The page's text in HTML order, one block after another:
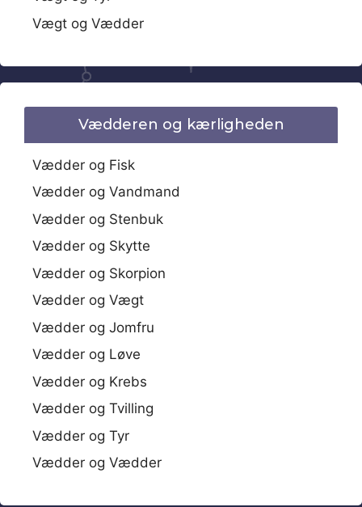
Vægt og Vædder
Vædderen og kærligheden
Vædder og Fisk
Vædder og Vandmand
Vædder og Stenbuk
Vædder og Skytte
Vædder og Skorpion
Vædder og Vægt
Vædder og Jomfru
Vædder og Løve
Vædder og Krebs
Vædder og Tvilling
Vædder og Tyr
Vædder og Vædder